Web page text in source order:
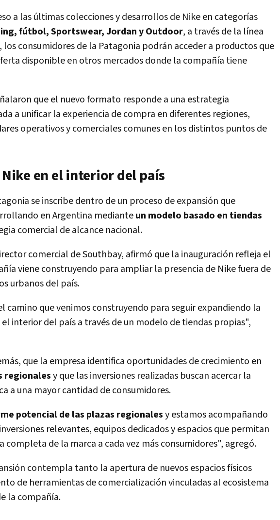
a las últimas colecciones y desarrollos de Nike en categorías
fútbol, Sportswear, Jordan y Outdoor, a través de la línea
los consumidores de la Patagonia podrán acceder a productos que
disponible en otros mercados donde la compañía tiene
que el nuevo formato responde a una estrategia
a unificar la experiencia de compra en diferentes regiones,
operativos y comerciales comunes en los distintos puntos de
en el interior del país
se inscribe dentro de un proceso de expansión que
en Argentina medianteun modelo basado en tiendas
comercial de alcance nacional.
comercial de Southbay, afirmó que la inauguración refleja el
viene construyendo para ampliar la presencia de Nike fuera de
urbanos del país.
camino que venimos construyendo para seguir expandiendo la
el interior del país a través de un modelo de tiendas propias",
que la empresa identifica oportunidades de crecimiento en
regionalesy que las inversiones realizadas buscan acercar la
a una mayor cantidad de consumidores.
potencial de las plazas regionalesy estamos acompañando
relevantes, equipos dedicados y espacios que permitan
completa de la marca a cada vez más consumidores", agregó.
contempla tanto la apertura de nuevos espacios físicos
de herramientas de comercialización vinculadas al ecosistema
la compañía.